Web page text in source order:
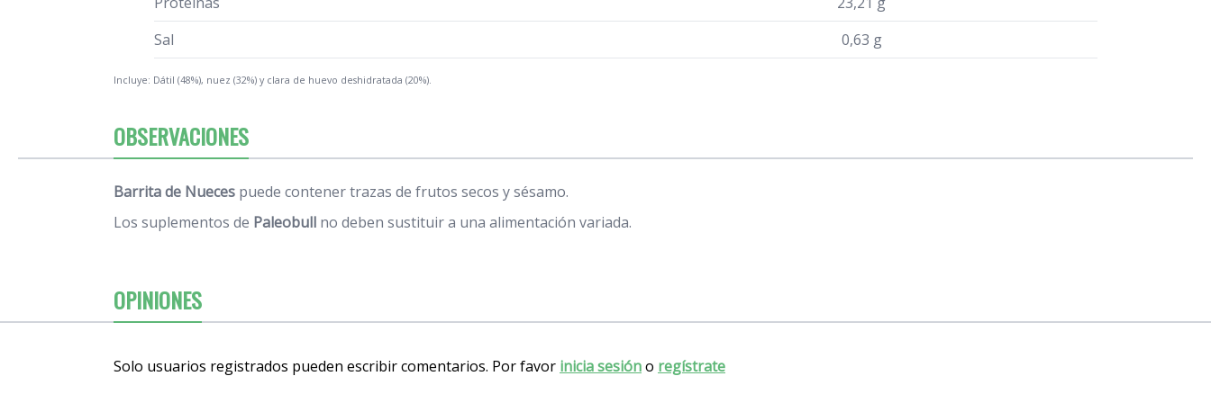
Sal
0,63 g
Incluye: Dátil (48%), nuez (32%) y clara de huevo deshidratada (20%).
OBSERVACIONES
Barrita de Nueces puede contener trazas de frutos secos y sésamo.
Los suplementos de Paleobull no deben sustituir a una alimentación variada.
OPINIONES
Solo usuarios registrados pueden escribir comentarios. Por favor inicia sesióno regístrate